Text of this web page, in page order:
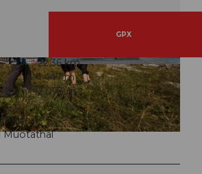
© Uri Tourismus, Luzern Tourismus
GPX
22,36 km
1.447 m
2.073 m
Altdorf
Muotathal